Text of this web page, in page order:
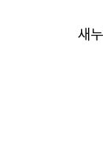
새